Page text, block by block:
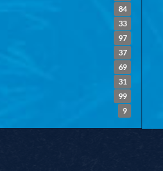
84
33
97
37
69
31
99
9